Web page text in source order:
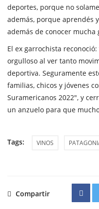
deportes, porque no
además, porque aprendés
además de conocer mucha
El ex garrochista
orgulloso al ver tanto
deportiva. Seguramente
familias, chicos y jóvenes
Suramericanos 2022", y
un anzuelo para que
Tags: VINOS
Compartir